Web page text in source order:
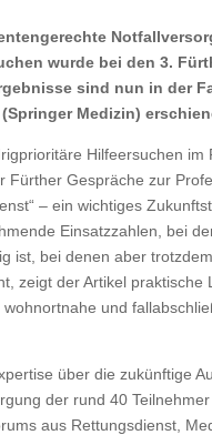
wurde bei den 3.
sind nun in der
Medizin)
Hilfeersuchen im
Fürther Gespräche zur
– ein wichtiges
Einsatzzahlen, bei
ist, bei denen aber
zeigt der Artikel praktische
und
über die zukünftige
der rund 40
aus Rettungsdienst,